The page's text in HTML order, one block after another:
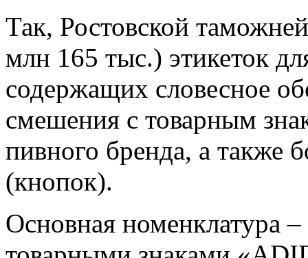
Так, Ростовской
млн 165 тыс.) этикеток
содержащих словесное
смешения с товарным
пивного бренда, а также
(кнопок).
Основная номенклатура